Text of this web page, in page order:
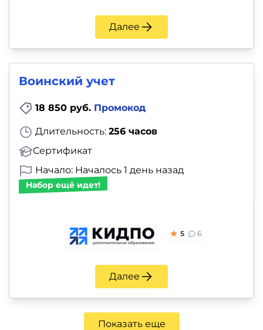
Далее
Воинский учет
18 850 руб. Промокод
Длительность: 256 часов
Сертификат
Начало: Началось 1 день назад
Набор ещё идет!
5 6
Далее
Показать еще